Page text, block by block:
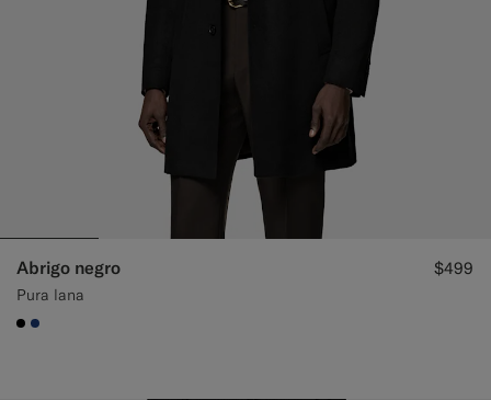
Abrigo negro
Pura lana
$499
#000000
#1C3D7A